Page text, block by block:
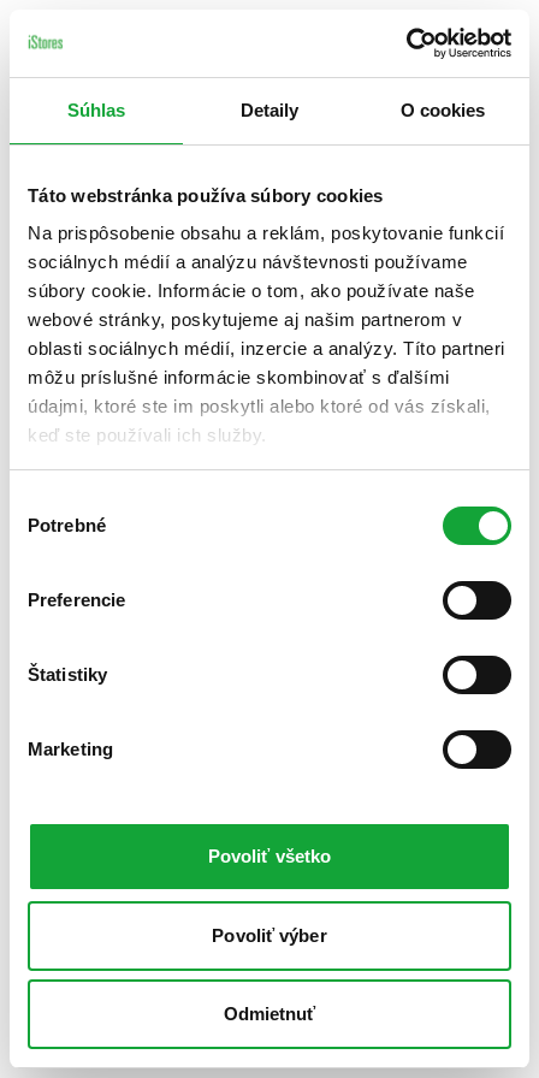
Súhlas Detaily O cookies
Táto webstránka používa súbory cookies
Na prispôsobenie obsahu a reklám, poskytovanie funkcií
sociálnych médií a analýzu návštevnosti používame
súbory cookie. Informácie o tom, ako používate naše
webové stránky, poskytujeme aj našim partnerom v
oblasti sociálnych médií, inzercie a analýzy. Títo partneri
môžu príslušné informácie skombinovať s ďalšími
údajmi, ktoré ste im poskytli alebo ktoré od vás získali,
keď ste používali ich služby.
súhlasu
Potrebné
Preferencie
Štatistiky
Marketing
Povoliť všetko
Povoliť výber
Odmietnuť